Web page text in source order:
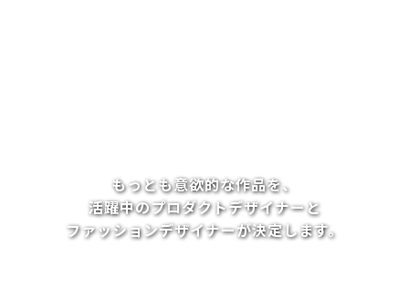
もっとも意欲的な作品を、
活躍中のプロダクトデザイナーと
ファッションデザイナーが決定します。